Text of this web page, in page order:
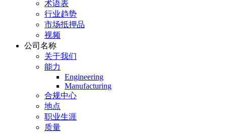
术语表
行业趋势
市场抵押品
视频
公司名称
关于我们
能力
Engineering
Manufacturing
合规中心
地点
职业生涯
质量